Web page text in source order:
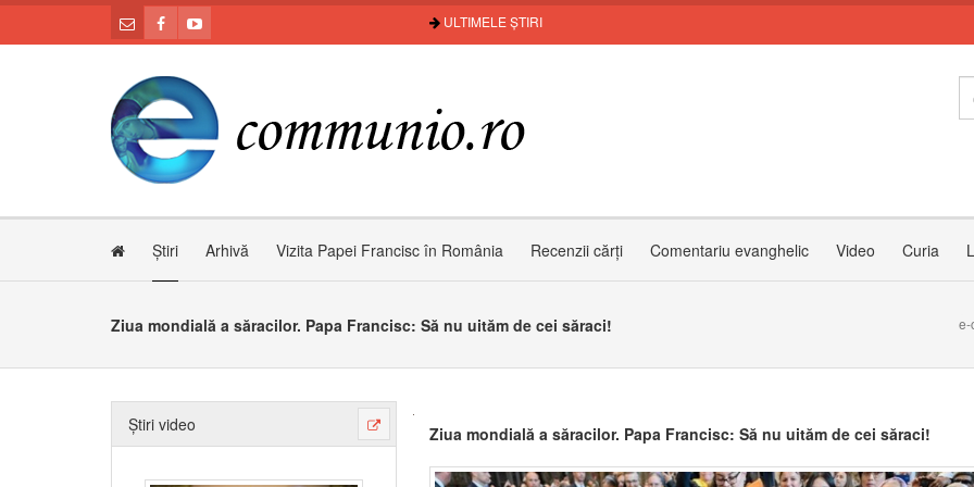
ULTIMELE ȘTIRI
Știri Arhivă Vizita Papei Francisc în România Recenzii cărți Comentariu evanghelic Video Curia
Ziua mondială a săracilor. Papa Francisc: Să nu uităm de cei săraci! e-
Știri video Ziua mondială a săracilor. Papa Francisc: Să nu uităm de cei săraci!